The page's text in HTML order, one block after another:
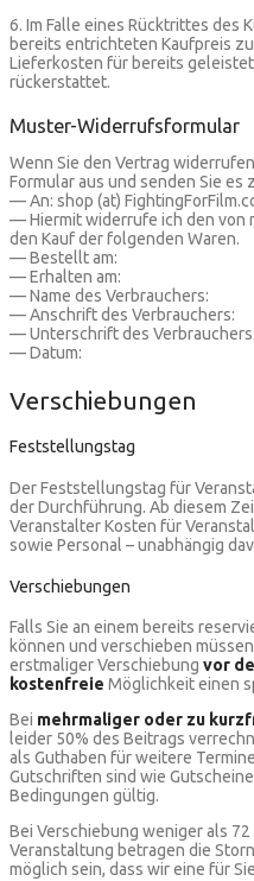
6. Im Falle eines Rücktrittes des
bereits entrichteten Kaufpreis
Lieferkosten für bereits
rückerstattet.
Muster-Widerrufsformular
Wenn Sie den Vertrag
Formular aus und senden Sie es
— An: shop (at)
— Hiermit widerrufe ich den von
den Kauf der folgenden Waren.
— Bestellt am:
— Erhalten am:
— Name des Verbrauchers:
— Anschrift des Verbrauchers:
— Unterschrift des
— Datum:
Verschiebungen
Feststellungstag
Der Feststellungstag für
der Durchführung. Ab diesem
Veranstalter Kosten für
sowie Personal – unabhängig
Verschiebungen
Falls Sie an einem bereits
können und verschieben
erstmaliger Verschiebung vor
kostenfreie Möglichkeit einen
Bei mehrmaliger oder zu
leider 50% des Beitrags
als Guthaben für weitere
Gutschriften sind wie
Bedingungen gültig.
Bei Verschiebung weniger als
Veranstaltung betragen die
möglich sein, dass wir eine für